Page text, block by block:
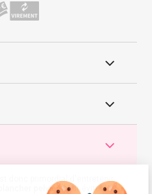
pelvien pour éviter les